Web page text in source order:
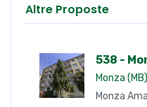
Altre Proposte
538 -
Monza (MB)
Monza